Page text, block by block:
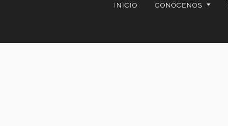
INICIO CONÓCENOS